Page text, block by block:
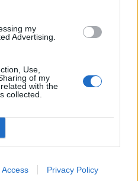
my
Advertising.
Use,
of my
with the
collected.
Access Privacy Policy
των
η αντιπαράθεση για
συνοριακούς
η παρουσίαση του
της ΕΛ.Α.Σ. στη